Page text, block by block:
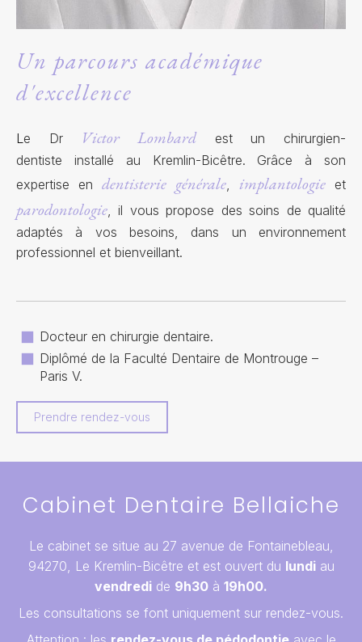
Un parcours académique
d'excellence
Le Dr Victor Lombard est un chirurgien-
dentiste installé au Kremlin-Bicêtre. Grâce à son
expertise endentisterie générale, implantologieet
parodontologie, il vous propose des soins de qualité
adaptés à vos besoins, dans un environnement
professionnel et bienveillant.
Docteur en chirurgie dentaire.
Diplômé de la Faculté Dentaire de Montrouge –
Paris V.
Prendre rendez-vous
Cabinet Dentaire Bellaiche
Le cabinet se situe au 27 avenue de Fontainebleau,
94270, Le Kremlin-Bicêtre et est ouvert du lundiau
vendredi de 9h30 à 19h00.
Les consultations se font uniquement sur rendez-vous.